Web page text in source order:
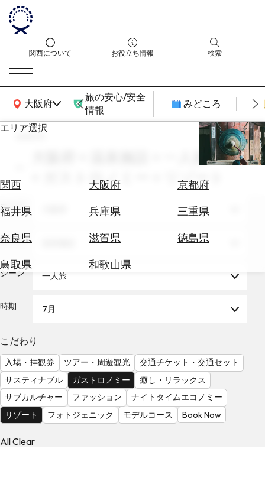
関西について お役立ち情報 検索
大阪府
関西広域MAP
旅の安心/安全
情報
みどころ
エリア選択
関西 大阪府
京都府
福井県
兵庫県
三重県
奈良県
滋賀県
徳島県
鳥取県
和歌山県
エ
券
テ
を
る
気
を
見
る
search
大阪府 × 温泉施設 × 一人旅 × 7月
× ガストロノミー × リゾート
エリア
テーマ
シーン 一人旅
時期 7月
こだわり
入場・拝観券 ツアー・周遊観光
交通チケット・交通セット
サスティナブル
ガストロノミー
癒し・リラックス
サブカルチャー
ファッション
ナイトタイムエコノミー
リゾート
フォトジェニック モデルコース Book Now
All Clear